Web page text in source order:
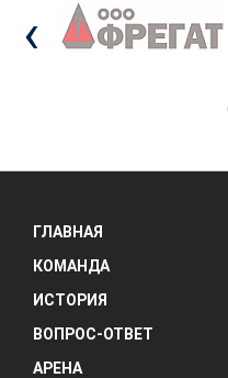
‹
ГЛАВНАЯ
КОМАНДА
ИСТОРИЯ
ВОПРОС-ОТВЕТ
АРЕНА